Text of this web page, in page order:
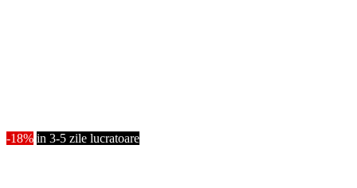
-18% in 3-5 zile lucratoare